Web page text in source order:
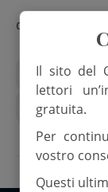
di
Abbazia del
Orlando
Il sito del
lettori
gratuita.
Per
vostro
Questi